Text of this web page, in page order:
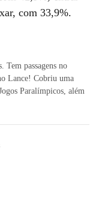
com 33,9%.
Tem passagens no
Lance! Cobriu uma
Paralímpicos, além